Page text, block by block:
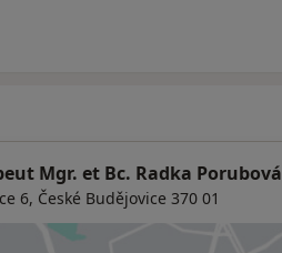
Mgr. et Bc. Radka Porubová
6, České Budějovice 370 01